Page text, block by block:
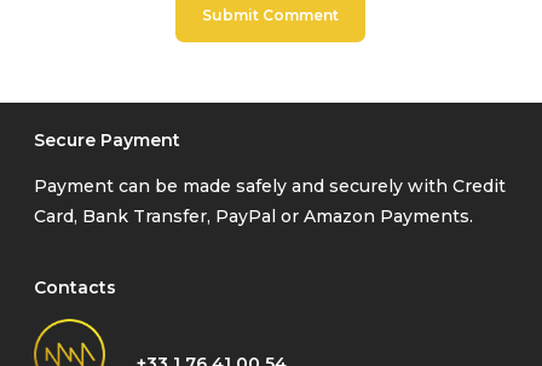
Secure Payment
Payment can be made safely and securely with Credit
Card, Bank Transfer, PayPal or Amazon Payments.
Contacts